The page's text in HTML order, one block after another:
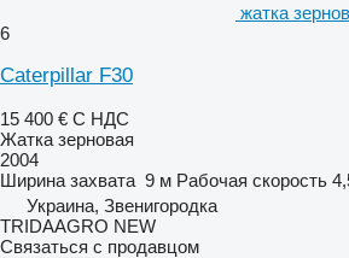
жатка
6
Caterpillar F30
15 400 € С НДС
Жатка зерновая
2004
Ширина захвата 9 м Рабочая скорость
Украина, Звенигородка
TRIDAAGRO NEW
Связаться с продавцом